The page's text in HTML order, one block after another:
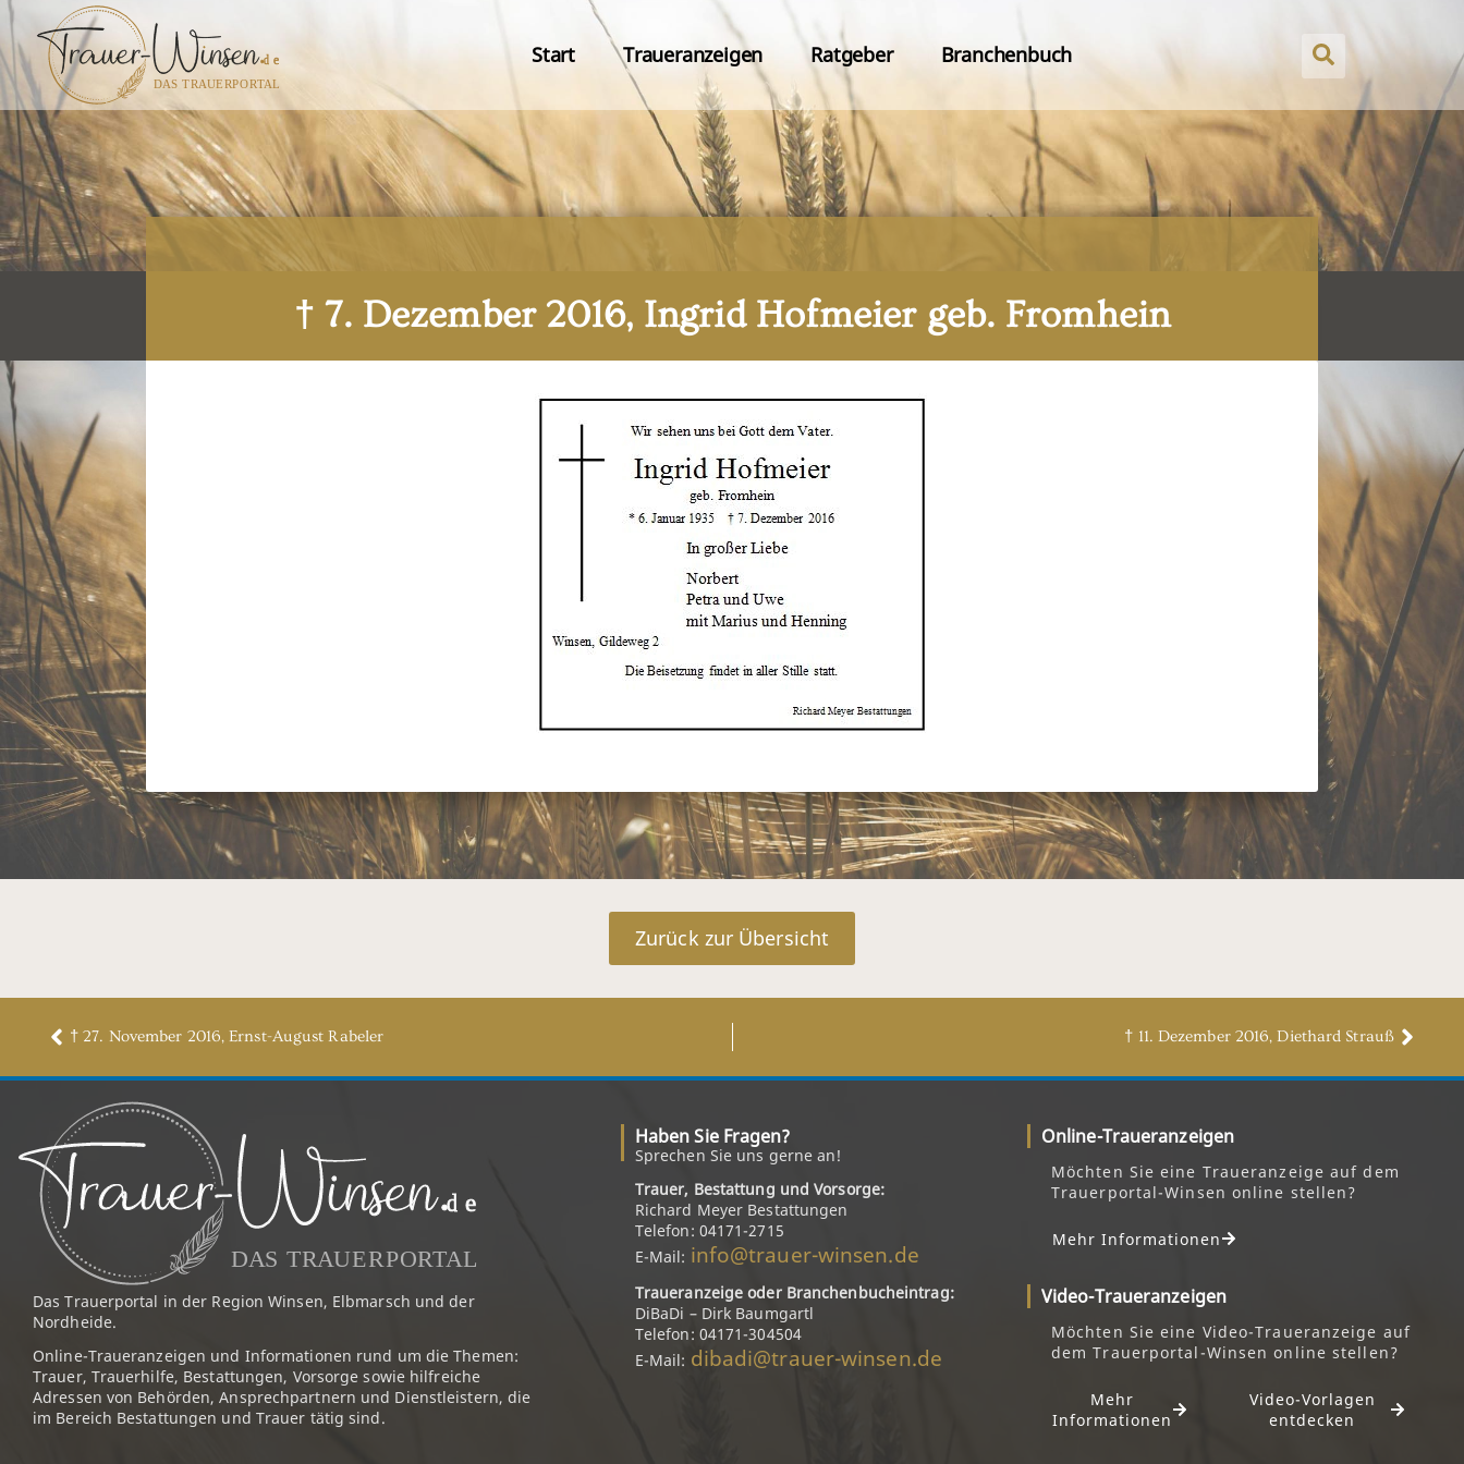
Start Traueranzeigen Ratgeber Branchenbuch
† 7. Dezember 2016, Ingrid Hofmeier geb. Fromhein
Zurück zur Übersicht
† 27. November 2016, Ernst-August Rabeler † 11. Dezember 2016, Diethard Strauß
Das Trauerportal in der Region Winsen, Elbmarsch und der
Nordheide.
Online-Traueranzeigen und Informationen rund um die Themen:
Trauer, Trauerhilfe, Bestattungen, Vorsorge sowie hilfreiche
Adressen von Behörden, Ansprechpartnern und Dienstleistern, die
im Bereich Bestattungen und Trauer tätig sind.
Haben Sie Fragen?
Sprechen Sie uns gerne an!
Trauer, Bestattung und Vorsorge:
Richard Meyer Bestattungen
Telefon: 04171-2715
E-Mail: info@trauer-winsen.de
Traueranzeige oder Branchenbucheintrag:
DiBaDi – Dirk Baumgartl
Telefon: 04171-304504
E-Mail: dibadi@trauer-winsen.de
Online-Traueranzeigen
Möchten Sie eine Traueranzeige auf dem
Trauerportal-Winsen online stellen?
Mehr Informationen
Video-Traueranzeigen
Möchten Sie eine Video-Traueranzeige auf
dem Trauerportal-Winsen online stellen?
Mehr
Informationen
Video-Vorlagen
entdecken